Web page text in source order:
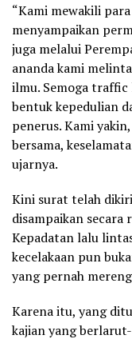
“Kami mewakili
menyampaikan
juga melalui
ananda kami
ilmu. Semoga traffic
bentuk kepedulian
penerus. Kami
bersama,
ujarnya.
Kini surat telah
disampaikan secara
Kepadatan lalu
kecelakaan pun
yang pernah
Karena itu, yang
kajian yang